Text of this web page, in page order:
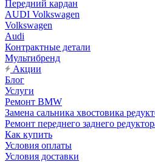
Передний кардан
AUDI Volkswagen
Volkswagen
Audi
Контрактные детали
Мультибренд
Акции
Блог
Услуги
Ремонт BMW
Замена сальника хвостовика
Ремонт переднего заднего
Как купить
Условия оплаты
Условия доставки